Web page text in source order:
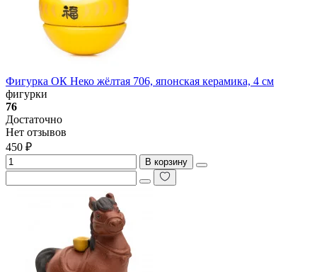
Фигурка ОК Неко жёлтая 706, японская керамика, 4 см
фигурки
76
Достаточно
Нет отзывов
450 ₽
В корзину